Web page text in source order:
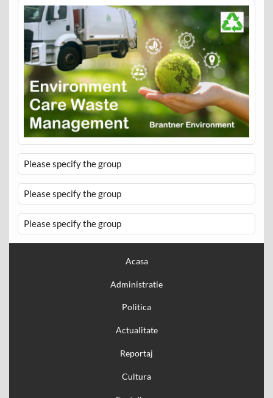
Please specify the group
Please specify the group
Please specify the group
Acasa
Administratie
Politica
Actualitate
Reportaj
Cultura